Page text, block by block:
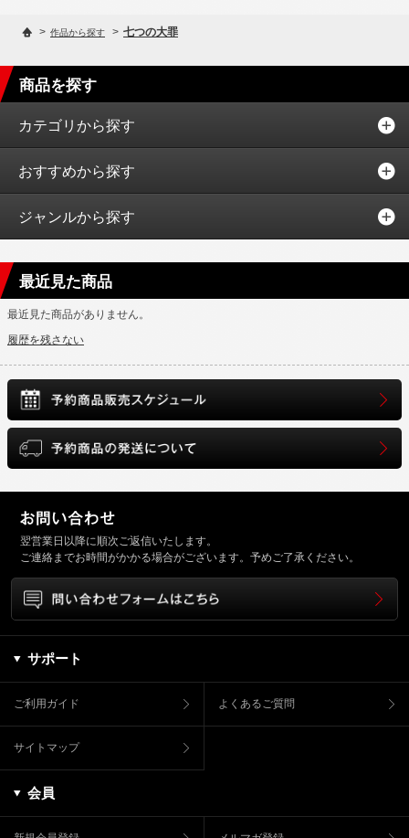
> 作品から探す > 七つの大罪
商品を探す
カテゴリから探す
おすすめから探す
ジャンルから探す
最近見た商品
最近見た商品がありません。
履歴を残さない
翌営業日以降に順次ご返信いたします。
ご連絡までお時間がかかる場合がございます。予めご了承ください。
サポート
ご利用ガイド よくあるご質問
サイトマップ
会員